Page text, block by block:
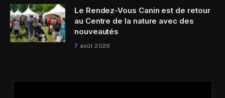
Le Rendez-Vous Canin est de retour
au Centre de la nature avec des
nouveautés
7 août 2026